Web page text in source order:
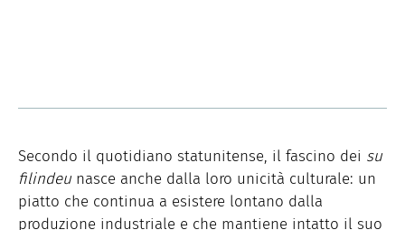
Secondo il quotidiano statunitense, il fascino dei su
filindeunasce anche dalla loro unicità culturale: un
piatto che continua a esistere lontano dalla
produzione industriale e che mantiene intatto il suo